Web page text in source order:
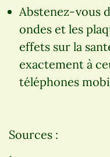
Abstenez-vous
ondes et les
effets sur la
exactement à
téléphones
Sources :